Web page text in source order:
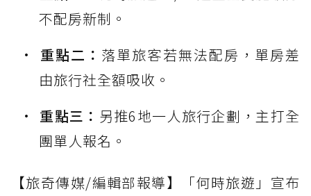
不配房新制。
重點二： 落單旅客若無法配房，單房差
由旅行社全額吸收。
重點三： 另推6地一人旅行企劃，主打全
團單人報名。
【旅奇傳媒/編輯部報導】「何時旅遊」宣布